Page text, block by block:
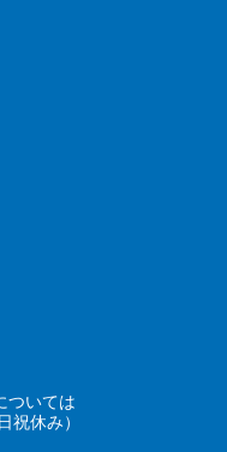
ついては
祝休み）